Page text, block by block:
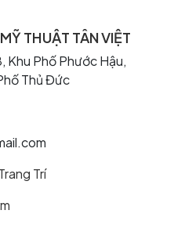
THUẬT TÂN VIỆT
Khu Phố Phước Hậu,
Thủ Đức
Trí